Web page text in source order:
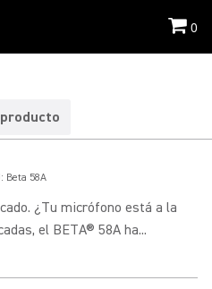
0
Beta 58A
¿Tu micrófono está a la
el BETA® 58A ha...